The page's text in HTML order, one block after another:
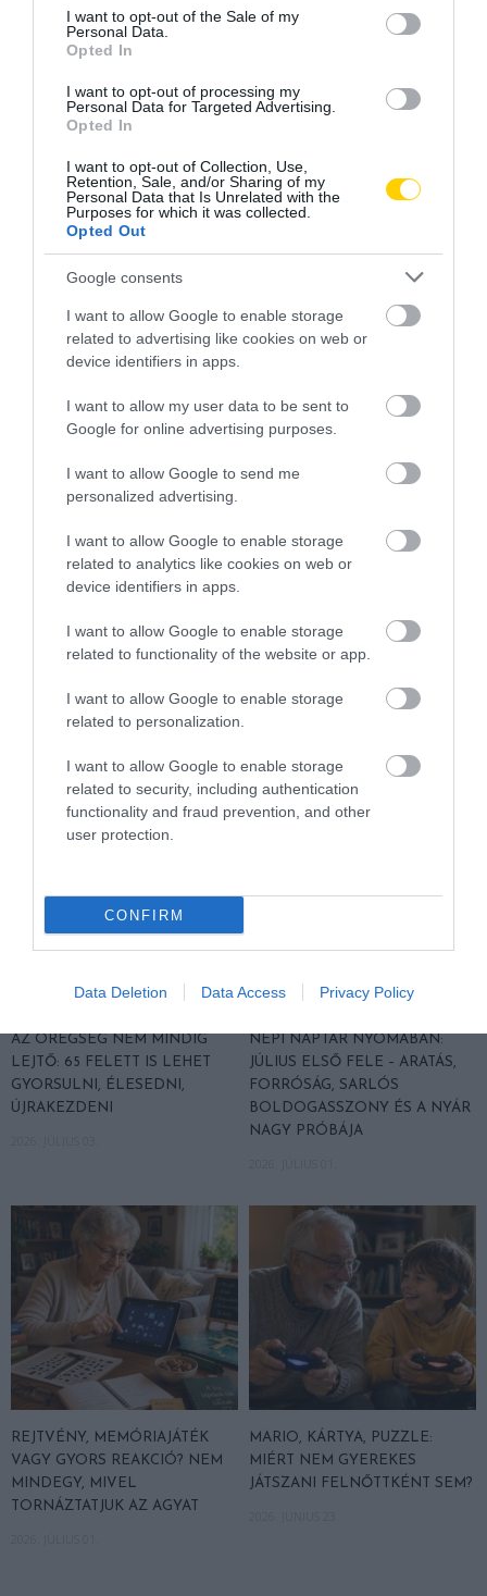
consent section.
I want to opt-out of the Sale of my
Personal Data.
Opted In
I want to opt-out of processing my
Personal Data for Targeted Advertising.
Opted In
I want to opt-out of Collection, Use,
Retention, Sale, and/or Sharing of my
Personal Data that Is Unrelated with the
Purposes for which it was collected.
Opted Out
Google consents
I want to allow Google to enable storage
related to advertising like cookies on web or
device identifiers in apps.
I want to allow my user data to be sent to
Google for online advertising purposes.
I want to allow Google to send me
personalized advertising.
I want to allow Google to enable storage
related to analytics like cookies on web or
device identifiers in apps.
I want to allow Google to enable storage
related to functionality of the website or app.
I want to allow Google to enable storage
related to personalization.
I want to allow Google to enable storage
related to security, including authentication
functionality and fraud prevention, and other
user protection.
CONFIRM
Data Deletion Data Access Privacy Policy
KIÁLLÍTÁS
AUGUSZTUS ELSŐ FELE –
LŐRINC A DINNYÉBEN,
FÉNYE ÉS A NYÁRUTÓ ELSŐ
2026. JÚLIUS 31.
NÉPI NAPTÁR NYOMÁBAN:
JÚLIUS MÁSODIK FELE –
VIHARHOZÓ ILLÉS, JAKAB
JELEI, ANNA NAPJA ÉS A NYÁR
DEREKÁNAK BÖLCSESSÉGE
AZ ÖREGSÉG NEM MINDIG
LEJTŐ: 65 FELETT IS LEHET
GYORSULNI, ÉLESEDNI,
ÚJRAKEZDENI
NÉPI NAPTÁR NYOMÁBAN:
JÚLIUS ELSŐ FELE – ARATÁS,
FORRÓSÁG, SARLÓS
BOLDOGASSZONY ÉS A NYÁR
NAGY PRÓBÁJA
REJTVÉNY, MEMÓRIAJÁTÉK
VAGY GYORS REAKCIÓ? NEM
MINDEGY, MIVEL
TORNÁZTATJUK AZ AGYAT
MARIO, KÁRTYA, PUZZLE:
MIÉRT NEM GYEREKES
JÁTSZANI FELNŐTTKÉNT SEM?